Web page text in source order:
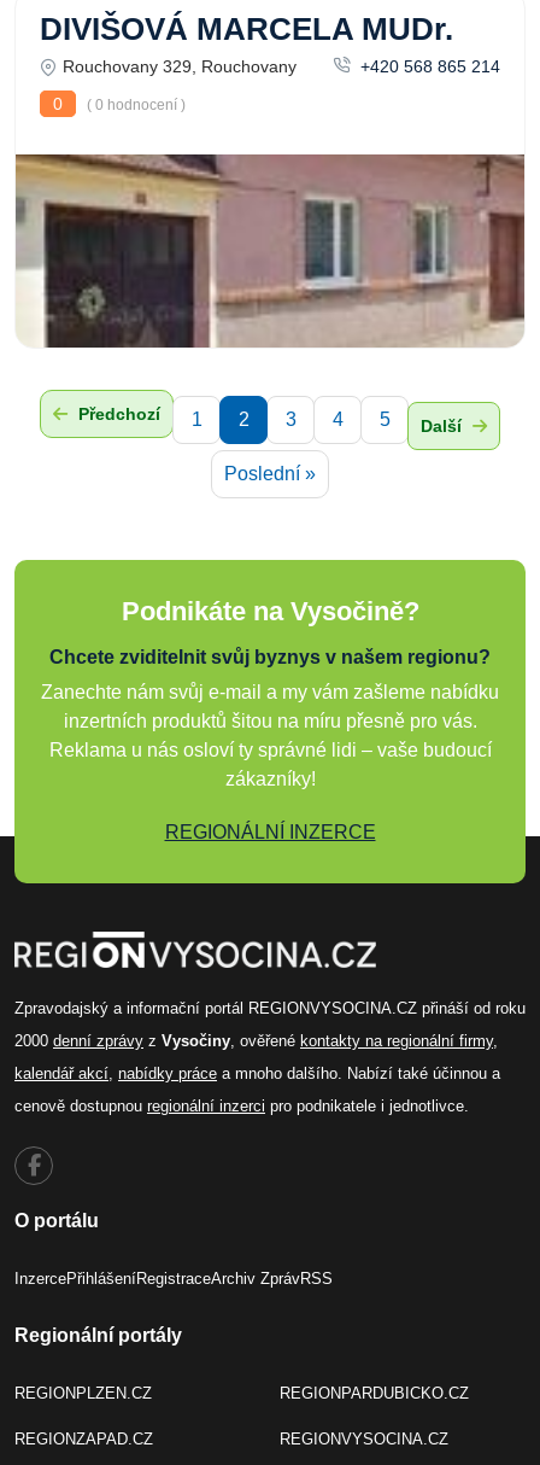
DIVIŠOVÁ MARCELA MUDr.
Rouchovany 329, Rouchovany
+420 568 865 214
0
( 0 hodnocení )
Předchozí 1 2 3 4 5 Další
Poslední »
Podnikáte na Vysočině?
Chcete zviditelnit svůj byznys v našem regionu?
Zanechte nám svůj e-mail a my vám zašleme nabídku
inzertních produktů šitou na míru přesně pro vás.
Reklama u nás osloví ty správné lidi – vaše budoucí
zákazníky!
REGIONÁLNÍ INZERCE
Zpravodajský a informační portál REGIONVYSOCINA.CZ přináší od roku
2000 denní zprávy z Vysočiny , ověřené kontakty na regionální firmy,
kalendář akcí nabídky práce a mnoho dalšího. Nabízí také účinnou a
cenově dostupnou regionální inzerci pro podnikatele i jednotlivce.
O portálu
InzercePřihlášeníRegistraceArchiv ZprávRSS
Regionální portály
REGIONPLZEN.CZ
REGIONZAPAD.CZ
REGIONPARDUBICKO.CZ
REGIONVYSOCINA.CZ